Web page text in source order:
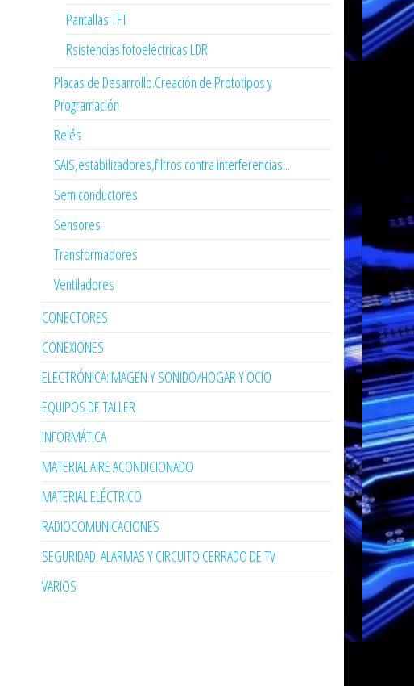
Pantallas TFT
Rsistencias fotoeléctricas LDR
Placas de Desarrollo.Creación de Prototipos y
Programación
Relés
SAIS,estabilizadores,filtros contra interferencias...
Semiconductores
Sensores
Transformadores
Ventiladores
CONECTORES
CONEXIONES
ELECTRÓNICA:IMAGEN Y SONIDO/HOGAR Y OCIO
EQUIPOS DE TALLER
INFORMÁTICA
MATERIAL AIRE ACONDICIONADO
MATERIAL ELÉCTRICO
RADIOCOMUNICACIONES
SEGURIDAD: ALARMAS Y CIRCUITO CERRADO DE TV
VARIOS